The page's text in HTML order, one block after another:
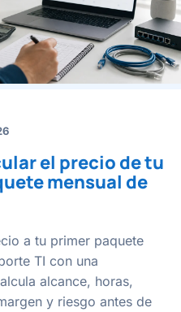
el precio de tu
mensual de
a tu primer paquete
TI con una
alcance, horas,
y riesgo antes de